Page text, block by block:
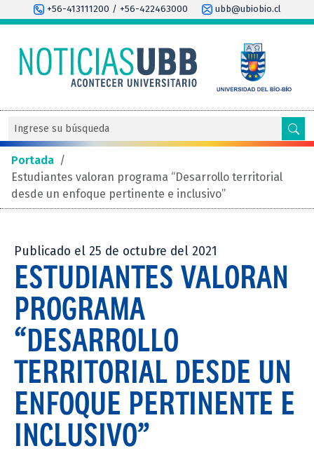
+56-413111200 / +56-422463000 ubb@ubiobio.cl
Portada /
Estudiantes valoran programa “Desarrollo territorial
desde un enfoque pertinente e inclusivo”
Publicado el 25 de octubre del 2021
ESTUDIANTES VALORAN
PROGRAMA
“DESARROLLO
TERRITORIAL DESDE UN
ENFOQUE PERTINENTE E
INCLUSIVO”